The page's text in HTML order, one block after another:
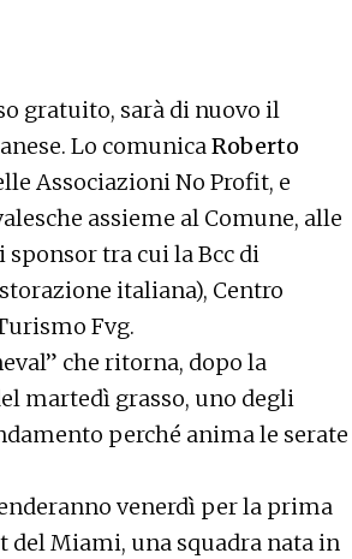
gratuito, sarà di nuovo il
Lo comunicaRoberto
Associazioni No Profit, e
assieme al Comune, alle
tra cui la Bcc di
italiana), Centro
Fvg.
che ritorna, dopo la
martedì grasso, uno degli
perché anima le serate
venerdì per la prima
Miami, una squadra nata in